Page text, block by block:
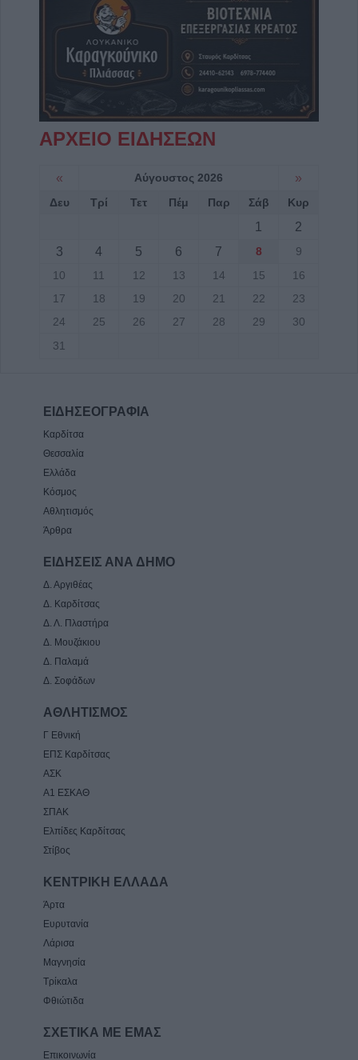
ΑΡΧΕΙΟ ΕΙΔΗΣΕΩΝ
« Αύγουστος 2026 »
Δευ Τρί Τετ Πέμ Παρ Σάβ Κυρ
1
2
3
4 5 6 7 8
9
10
11 12 13 14 15
16
17
18 19 20 21 22
23
24
25 26 27 28 29
30
31
ΕΙΔΗΣΕΟΓΡΑΦΙΑ
Καρδίτσα
Θεσσαλία
Ελλάδα
Κόσμος
Αθλητισμός
Άρθρα
ΕΙΔΗΣΕΙΣ ΑΝΑ ΔΗΜΟ
Δ. Αργιθέας
Δ. Καρδίτσας
Δ. Λ. Πλαστήρα
Δ. Μουζάκιου
Δ. Παλαμά
Δ. Σοφάδων
ΑΘΛΗΤΙΣΜΟΣ
Γ Εθνική
ΕΠΣ Καρδίτσας
ΑΣΚ
Α1 ΕΣΚΑΘ
ΣΠΑΚ
Ελπίδες Καρδίτσας
Στίβος
ΚΕΝΤΡΙΚΗ ΕΛΛΑΔΑ
Άρτα
Ευρυτανία
Λάρισα
Μαγνησία
Τρίκαλα
Φθιώτιδα
ΣΧΕΤΙΚΑ ΜΕ ΕΜΑΣ
Επικοινωνία